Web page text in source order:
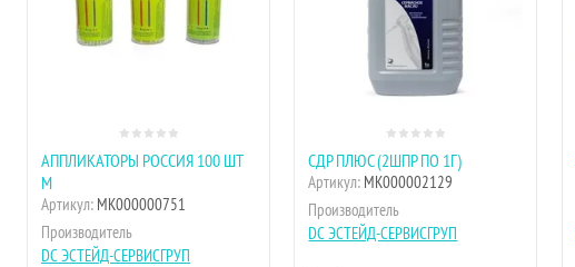
АППЛИКАТОРЫ РОССИЯ 100 ШТ
М
Артикул: МК000000751
Производитель
DC ЭСТЕЙД-СЕРВИСГРУП
СДР ПЛЮС (2ШПР ПО 1Г)
Артикул: МК000002129
Производитель
DC ЭСТЕЙД-СЕРВИСГРУП